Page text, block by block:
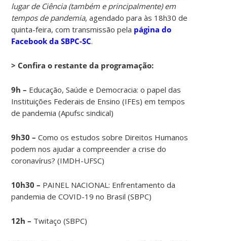
lugar de Ciência (também e principalmente) em
tempos de pandemia, agendado para às 18h30 de
quinta-feira, com transmissão pela página do
Facebook da SBPC-SC.
> Confira o restante da programação:
9h – Educação, Saúde e Democracia: o papel das
Instituições Federais de Ensino (IFEs) em tempos
de pandemia (Apufsc sindical)
9h30 – Como os estudos sobre Direitos Humanos
podem nos ajudar a compreender a crise do
coronavírus? (IMDH-UFSC)
10h30 – PAINEL NACIONAL: Enfrentamento da
pandemia de COVID-19 no Brasil (SBPC)
12h – Twitaço (SBPC)